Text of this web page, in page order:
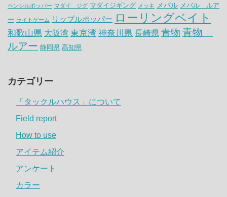
ペンシルポッパー マダイ ジグ マダイジギング メッキ メバル メバル ルア
ー ライトゲーム リップルポッパー ローリングベイト
和歌山県 大阪湾 東京湾 神奈川県 長崎県 青物 青物
ルアー 静岡県 高知県
カテゴリー
「タックルハウス」について
Field report
How to use
アイテム紹介
アンケート
カラー